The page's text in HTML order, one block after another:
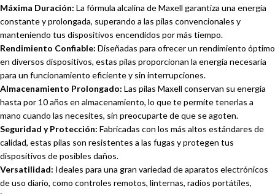
Máxima Duración: La fórmula alcalina de Maxell garantiza una energía
constante y prolongada, superando a las pilas convencionales y
manteniendo tus dispositivos encendidos por más tiempo.
Rendimiento Confiable: Diseñadas para ofrecer un rendimiento óptimo
en diversos dispositivos, estas pilas proporcionan la energía necesaria
para un funcionamiento eficiente y sin interrupciones.
Almacenamiento Prolongado: Las pilas Maxell conservan su energía
hasta por 10 años en almacenamiento, lo que te permite tenerlas a
mano cuando las necesites, sin preocuparte de que se agoten.
Seguridad y Protección: Fabricadas con los más altos estándares de
calidad, estas pilas son resistentes a las fugas y protegen tus
dispositivos de posibles daños.
Versatilidad: Ideales para una gran variedad de aparatos electrónicos
de uso diario, como controles remotos, linternas, radios portátiles,